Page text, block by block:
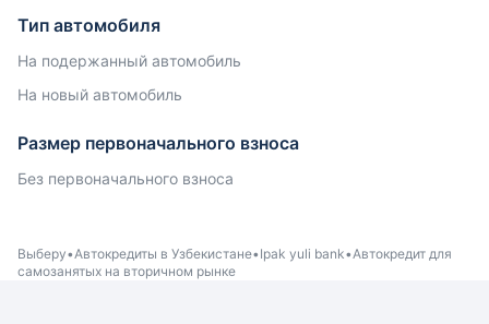
Тип автомобиля
На подержанный автомобиль
На новый автомобиль
Размер первоначального взноса
Без первоначального взноса
Выберу Автокредиты в Узбекистане Ipak yuli bank Автокредит для
самозанятых на вторичном рынке